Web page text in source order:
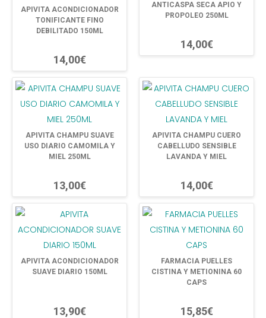
APIVITA ACONDICIONADOR
TONIFICANTE FINO
DEBILITADO 150ML
14,00€
ANTICASPA SECA APIO Y
PROPOLEO 250ML
14,00€
APIVITA CHAMPU SUAVE
USO DIARIO CAMOMILA Y
MIEL 250ML
13,00€
APIVITA CHAMPU CUERO
CABELLUDO SENSIBLE
LAVANDA Y MIEL
14,00€
APIVITA ACONDICIONADOR
SUAVE DIARIO 150ML
13,90€
FARMACIA PUELLES
CISTINA Y METIONINA 60
CAPS
15,85€